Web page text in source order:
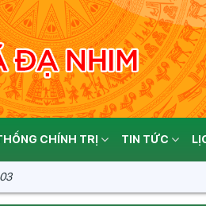
CHÍNH TRỊ TIN TỨC